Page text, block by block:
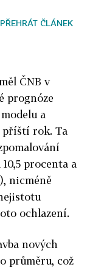
PŘEHRÁT ČLÁNEK
ČNB v
prognóze
a
rok. Ta
procenta a
nicméně
ochlazení.
nových
průměru, což